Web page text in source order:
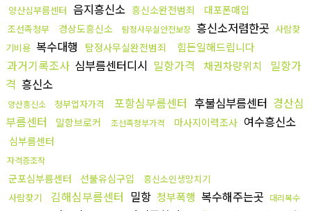
양산심부름센터 음지흥신소 흥신소완전범죄 대포폰매입
조선족청부 경상도흥신소 탐정사무실안전보장 흥신소저렴한곳 사람찾
기비용 복수대행 탐정사무실완전범죄 힘든일해드립니다
과거기록조사 심부름센터디시 밀항가격 채권차량위치
밀항가
격 흥신소
양산흥신소 청부업자가격 포항심부름센터 후불심부름센터 경산심
부름센터
밀항브로커 조선족청부가격 마사지이력조사 여수흥신소
심부름센터
자격증조작
군포심부름센터 선불유심구입
흥신소인생망치기
사람찾기
김해심부름센터 밀항 청부폭행 복수해주는곳 대리복수